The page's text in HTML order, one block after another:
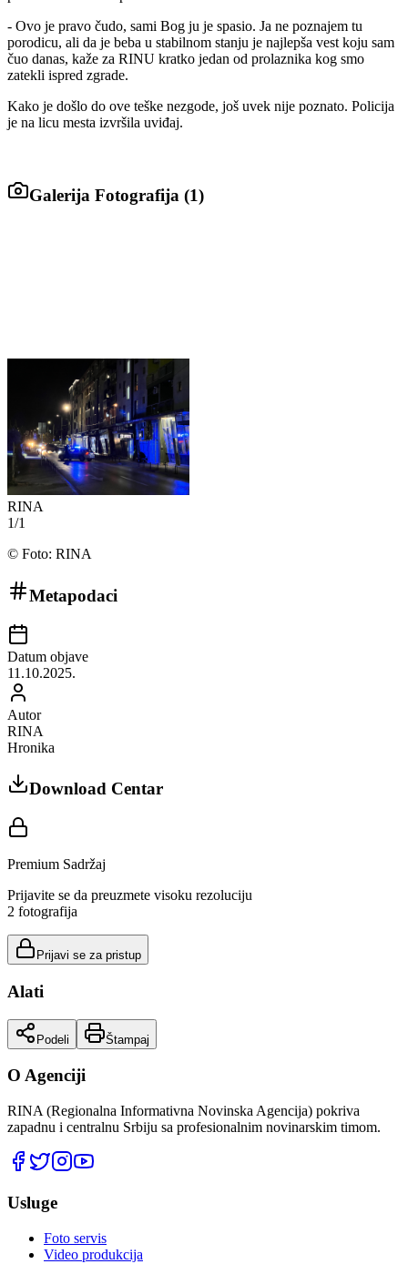
- Ovo je pravo čudo, sami Bog ju je spasio. Ja ne poznajem tu
porodicu, ali da je beba u stabilnom stanju je najlepša vest koju sam
čuo danas, kaže za RINU kratko jedan od prolaznika kog smo
zatekli ispred zgrade.
Kako je došlo do ove teške nezgode, još uvek nije poznato. Policija
je na licu mesta izvršila uviđaj.
Galerija Fotografija (1)
RINA
1/1
© Foto: RINA
Metapodaci
Datum objave
11.10.2025.
Autor
RINA
Hronika
Download Centar
Premium Sadržaj
Prijavite se da preuzmete visoku rezoluciju
2 fotografija
Prijavi se za pristup
Alati
Podeli Štampaj
O Agenciji
RINA (Regionalna Informativna Novinska Agencija) pokriva
zapadnu i centralnu Srbiju sa profesionalnim novinarskim timom.
Usluge
Foto servis
Video produkcija